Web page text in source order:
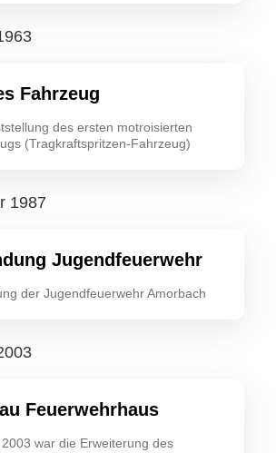
Fahrzeug
des ersten motroisierten
(Tragkraftspritzen-Fahrzeug)
1987
Jugendfeuerwehr
der Jugendfeuerwehr Amorbach
Feuerwehrhaus
war die Erweiterung des